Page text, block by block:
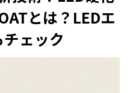
とは？LEDエ
ェック